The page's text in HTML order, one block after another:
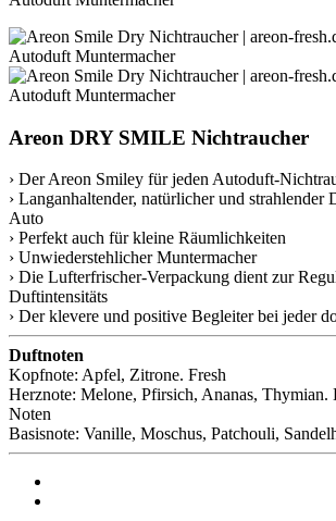
Areon DRY SMILE Nichtraucher
› Der Areon Smiley für jeden Autoduft-
› Langanhaltender, natürlicher und strahlender
Auto
› Perfekt auch für kleine Räumlichkeiten
› Unwiederstehlicher Muntermacher
› Die Lufterfrischer-Verpackung dient zur
Duftintensitäts
› Der klevere und positive Begleiter bei jeder
Duftnoten
Kopfnote: Apfel, Zitrone. Fresh
Herznote: Melone, Pfirsich, Ananas, Thymian.
Noten
Basisnote: Vanille, Moschus, Patchouli,